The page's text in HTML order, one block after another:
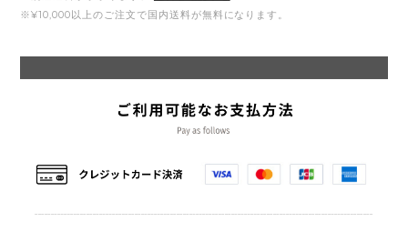
※¥10,000以上のご注文で国内送料が無料になります。